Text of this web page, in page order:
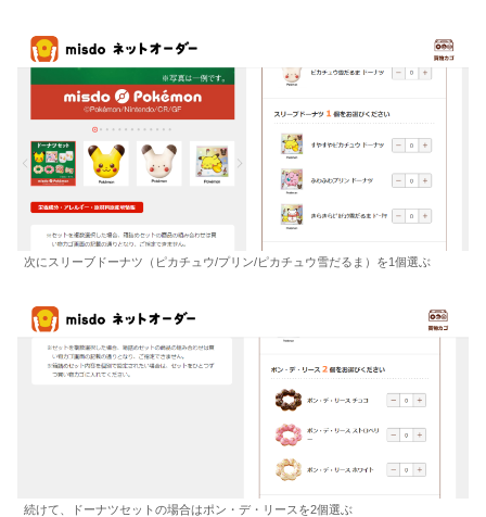
次にスリーブドーナツ（ピカチュウ/プリン/ピカチュウ雪だるま）を1個選ぶ
続けて、ドーナツセットの場合はポン・デ・リースを2個選ぶ